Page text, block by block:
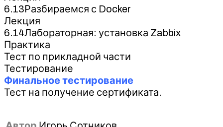
6.13Разбираемся с Docker
Лекция
6.14Лабораторная: установка Zabbix
Практика
Тест по прикладной части
Тестирование
Финальное тестирование
Тест на получение сертификата.